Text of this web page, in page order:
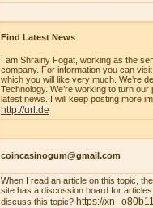
Find Latest News
I am Shrainy Fogat, working as the
company. For information you can
which you will like very much. We’re
Technology. We’re working to turn
latest news. I will keep posting more
http://url.de
coincasinogum@gmail.com
When I read an article on this topic,
site has a discussion board for
discuss this topic? https://xn--